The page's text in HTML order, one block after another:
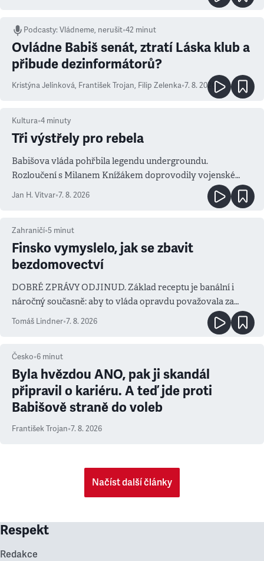
Podcasty:Vládneme, nerušit•42 minut
Ovládne Babiš senát, ztratí Láska klub a
přibude dezinformátorů?
Kristýna Jelínková, František Trojan, Filip Zelenka•7. 8. 2026
Kultura•4 minuty
Tři výstřely pro rebela
Babišova vláda pohřbila legendu undergroundu.
Rozloučení s Milanem Knížákem doprovodily vojenské
salvy i kritika pokrokářů
Jan H. Vitvar•7. 8. 2026
Zahraničí•5 minut
Finsko vymyslelo, jak se zbavit
bezdomovectví
DOBRÉ ZPRÁVY ODJINUD. Základ receptu je banální i
náročný současně: aby to vláda opravdu považovala za
prioritu
Tomáš Lindner•7. 8. 2026
Česko•6 minut
Byla hvězdou ANO, pak ji skandál
připravil o kariéru. A teď jde proti
Babišově straně do voleb
František Trojan•7. 8. 2026
Načíst další články
Respekt
Redakce